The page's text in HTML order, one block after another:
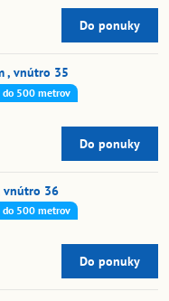
Do ponuky
, vnútro 35
do 500 metrov
Do ponuky
, vnútro 36
do 500 metrov
Do ponuky